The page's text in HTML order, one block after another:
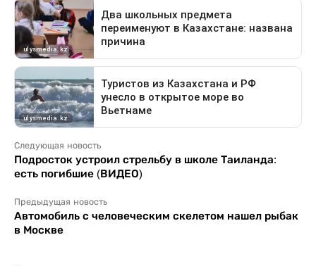
Следующая новость
Подросток устроил стрельбу в школе Таиланда:
есть погибшие (ВИДЕО)
Предыдущая новость
Автомобиль с человеческим скелетом нашел рыбак
в Москве